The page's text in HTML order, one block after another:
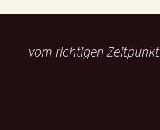
vom richtigen Zeitpunkt